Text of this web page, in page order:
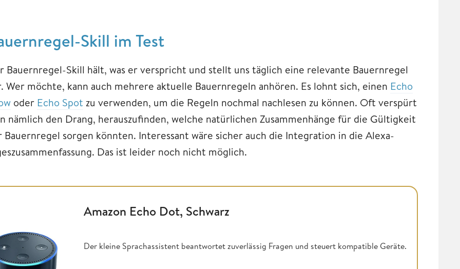
Skill im Test
Bauernregel-Skill hält, was er verspricht und stellt uns täglich eine relevante Bauernregel
Wer möchte, kann auch mehrere aktuelle Bauernregeln anhören. Es lohnt sich, einen Echo
oder Echo Spot zu verwenden, um die Regeln nochmal nachlesen zu können. Oft verspürt
nämlich den Drang, herauszufinden, welche natürlichen Zusammenhänge für die Gültigkeit
Bauernregel sorgen könnten. Interessant wäre sicher auch die Integration in die Alexa-
Das ist leider noch nicht möglich.
Amazon Echo Dot, Schwarz
Der kleine Sprachassistent beantwortet zuverlässig Fragen und steuert kompatible Geräte.